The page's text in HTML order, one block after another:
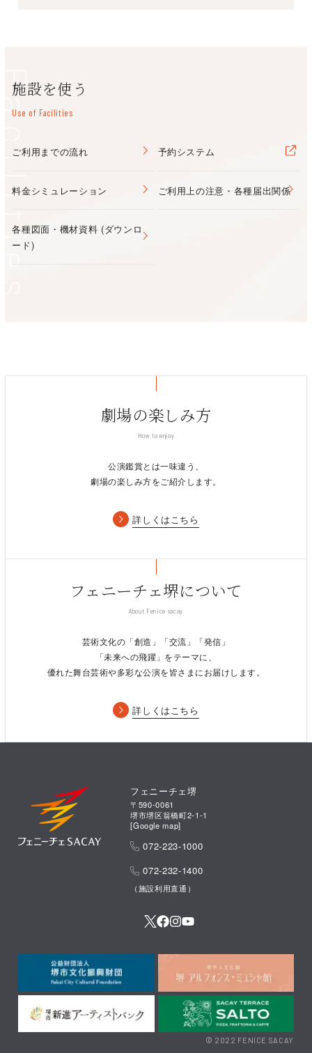
施設を使う
Use of Facilities
ご利用までの流れ 予約システム
料金シミュレーション ご利用上の注意・各種届出関係
各種図面・機材資料 (ダウンロ
ード)
劇場の楽しみ方
How to enjoy
公演鑑賞とは一味違う、
劇場の楽しみ方をご紹介します。
詳しくはこちら
フェニーチェ堺について
About Fenice sacay
芸術文化の「創造」「交流」「発信」
「未来への飛躍」をテーマに、
優れた舞台芸術や多彩な公演を皆さまにお届けします。
詳しくはこちら
フェニーチェ堺
〒590-0061
堺市堺区翁橋町2-1-1
[Google map]
072-223-1000
072-232-1400
（施設利用直通）
© 2022 FENICE SACAY